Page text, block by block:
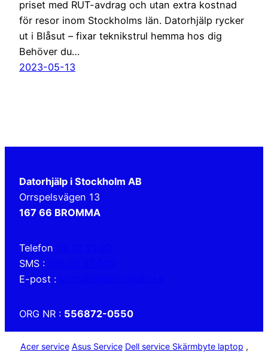
priset med RUT-avdrag och utan extra kostnad
för resor inom Stockholms län. Datorhjälp rycker
ut i Blåsut – fixar teknikstrul hemma hos dig
Behöver du…
2023-05-13
Datorhjälp i Stockholm AB
Orrspelsvägen 13
167 66 BROMMA
Telefon
SMS :
E-post :
ORG NR : 556872-0550
Acer service Asus Service Dell service Skärmbyte laptop ,